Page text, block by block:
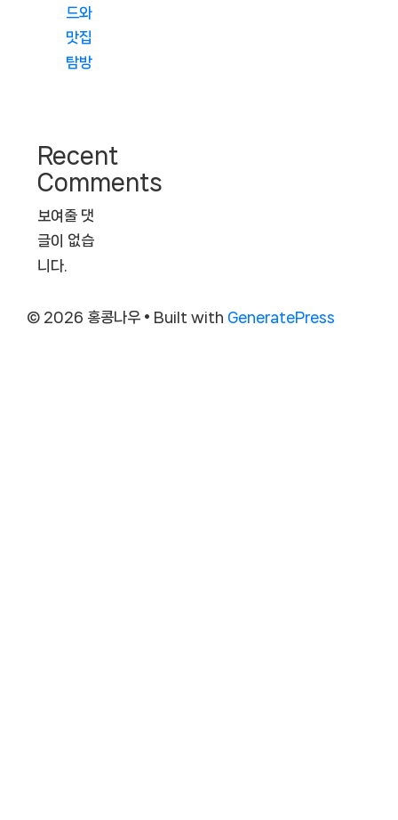
드와
맛집
탐방
Recent
Comments
보여줄 댓
글이 없습
니다.
© 2026 홍콩나우 • Built with GeneratePress